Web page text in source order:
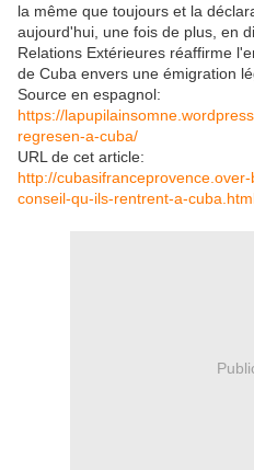
la même que toujours et la
aujourd'hui, une fois de plus, en
Relations Extérieures réaffirme
de Cuba envers une émigration
Source en espagnol:
https://
regresen-a-cuba/
URL de cet article:
http://
conseil-qu-ils-rentrent-a-